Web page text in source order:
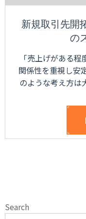
新規取引先開
の
「売上げがある
関係性を重視し安
のような考え方は
Search